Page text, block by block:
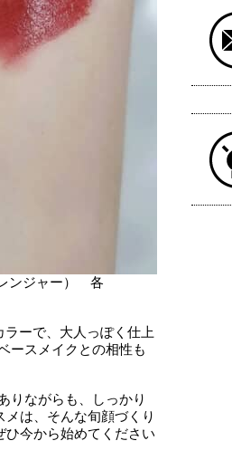
ンジャー） 各
ーで、大人っぽく仕上
ースメイクとの相性も
りながらも、しっかり
メは、そんな旬顔づくり
ひ今から始めてください